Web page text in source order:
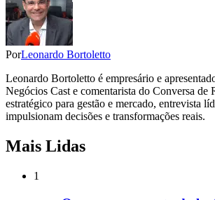
PorLeonardo Bortoletto
Leonardo Bortoletto é empresário e
Negócios Cast e comentarista do Conversa de
estratégico para gestão e mercado, entrevista
impulsionam decisões e transformações reais.
Mais Lidas
1